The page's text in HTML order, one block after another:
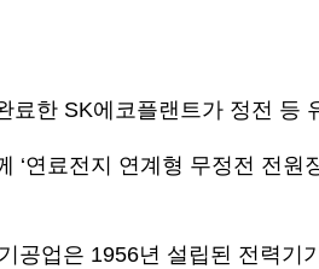
료한 SK에코플랜트가 정전
‘연료전지 연계형 무정전 전
공업은 1956년 설립된 전력